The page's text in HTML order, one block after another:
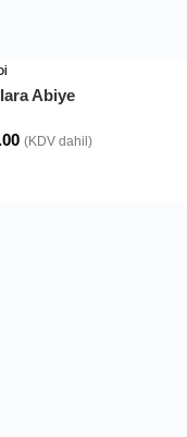
Abiye
(KDV dahil)